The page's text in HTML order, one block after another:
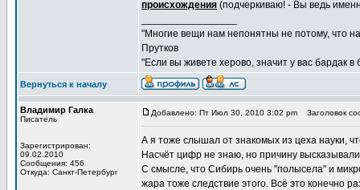
происхождения (подчеркиваю! - Вы ведь
"Многие вещи нам непонятны не потому, что
Прутков
"Если вы живете херово, значит у вас бардак
Вернуться к началу
Владимир Галка
Писатель
Зарегистрирован:
09.02.2010
Сообщения: 456
Откуда: Санкт-Петербург
Добавлено: Пт Июл 30, 2010 3:02 pm Заголовок
А я тоже слышал от знакомых из цеха науки,
Насчёт цифр не знаю, но причину
С смысле, что Сибирь очень "полысела" и
жара тоже следствие этого. Всё это конечно